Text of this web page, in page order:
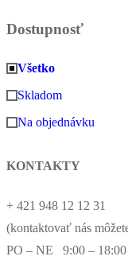
Dostupnosť
Všetko
Skladom
Na objednávku
KONTAKTY
+ 421 948 12 12 31
(kontaktovať nás
PO – NE 9:00 – 18:00